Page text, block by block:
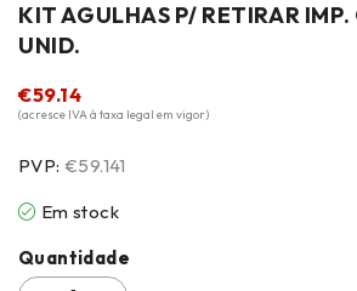
KIT AGULHAS P/ RETIRAR IMP.
UNID.
€59.14
(acresce IVA à taxa legal em vigor)
PVP: €59.141
Em stock
Quantidade